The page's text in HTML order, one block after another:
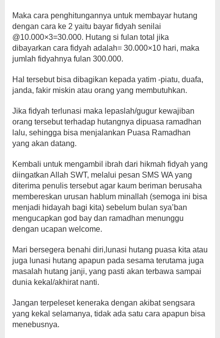
Maka cara penghitungannya untuk membayar hutang
dengan cara ke 2 yaitu bayar fidyah senilai
@10.000×3=30.000. Hutang si fulan total jika
dibayarkan cara fidyah adalah= 30.000×10 hari, maka
jumlah fidyahnya fulan 300.000.
Hal tersebut bisa dibagikan kepada yatim -piatu, duafa,
janda, fakir miskin atau orang yang membutuhkan.
Jika fidyah terlunasi maka lepaslah/gugur kewajiban
orang tersebut terhadap hutangnya dipuasa ramadhan
lalu, sehingga bisa menjalankan Puasa Ramadhan
yang akan datang.
Kembali untuk mengambil ibrah dari hikmah fidyah yang
diingatkan Allah SWT, melalui pesan SMS WA yang
diterima penulis tersebut agar kaum beriman berusaha
membereskan urusan hablum minallah (semoga ini bisa
menjadi hidayah bagi kita) sebelum bulan sya’ban
mengucapkan god bay dan ramadhan menunggu
dengan ucapan welcome.
Mari bersegera benahi diri,lunasi hutang puasa kita atau
juga lunasi hutang apapun pada sesama terutama juga
masalah hutang janji, yang pasti akan terbawa sampai
dunia kekal/akhirat nanti.
Jangan terpeleset keneraka dengan akibat sengsara
yang kekal selamanya, tidak ada satu cara apapun bisa
menebusnya.